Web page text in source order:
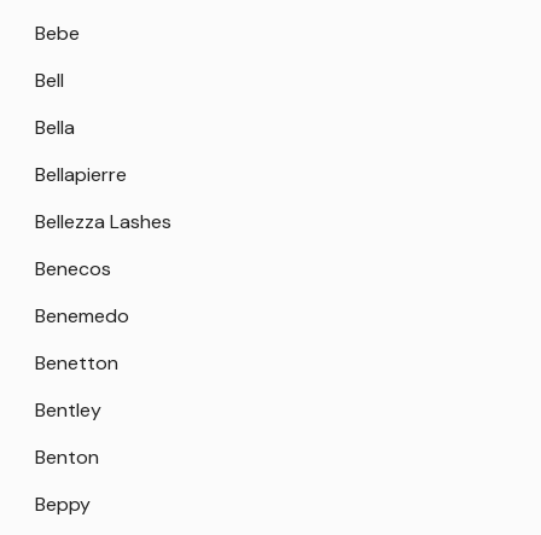
Bebe
Bell
Bella
Bellapierre
Bellezza Lashes
Benecos
Benemedo
Benetton
Bentley
Benton
Beppy